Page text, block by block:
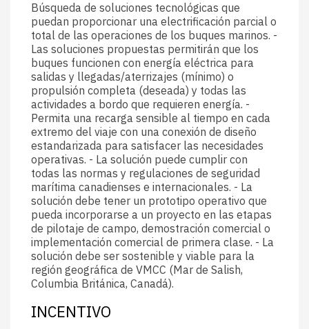
Búsqueda de soluciones tecnológicas que
puedan proporcionar una electrificación parcial o
total de las operaciones de los buques marinos. -
Las soluciones propuestas permitirán que los
buques funcionen con energía eléctrica para
salidas y llegadas/aterrizajes (mínimo) o
propulsión completa (deseada) y todas las
actividades a bordo que requieren energía. -
Permita una recarga sensible al tiempo en cada
extremo del viaje con una conexión de diseño
estandarizada para satisfacer las necesidades
operativas. - La solución puede cumplir con
todas las normas y regulaciones de seguridad
marítima canadienses e internacionales. - La
solución debe tener un prototipo operativo que
pueda incorporarse a un proyecto en las etapas
de pilotaje de campo, demostración comercial o
implementación comercial de primera clase. - La
solución debe ser sostenible y viable para la
región geográfica de VMCC (Mar de Salish,
Columbia Británica, Canadá).
INCENTIVO